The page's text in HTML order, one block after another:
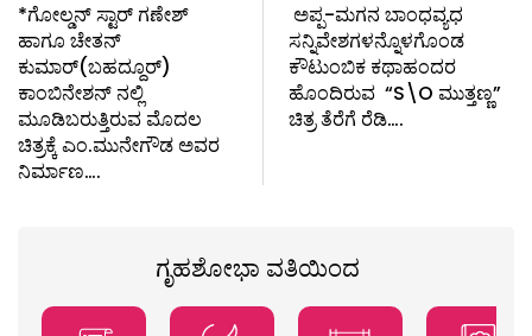
*ಗೋಲ್ಡನ್ ಸ್ಟಾರ್ ಗಣೇಶ್
ಹಾಗೂ ಚೇತನ್
ಕುಮಾರ್(ಬಹದ್ದೂರ್)
ಕಾಂಬಿನೇಶನ್ ನಲ್ಲಿ
ಮೂಡಿಬರುತ್ತಿರುವ ಮೊದಲ
ಚಿತ್ರಕ್ಕೆ ಎಂ.ಮುನೇಗೌಡ ಅವರ
ನಿರ್ಮಾಣ….
ಅಪ್ಪ-ಮಗನ ಬಾಂಧವ್ಯಧ
ಸನ್ನಿವೇಶಗಳನ್ನೊಳಗೊಂಡ
ಕೌಟುಂಬಿಕ ಕಥಾಹಂದರ
ಹೊಂದಿರುವ “S\O ಮುತ್ತಣ್ಣ”
ಚಿತ್ರ ತೆರೆಗೆ ರೆಡಿ….
ಗೃಹಶೋಭಾ ವತಿಯಿಂದ